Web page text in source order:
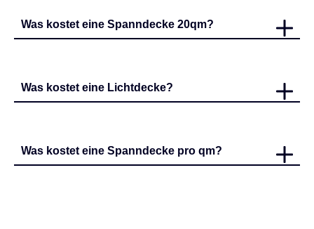
Was kostet eine Spanndecke 20qm?
Was kostet eine Lichtdecke?
Was kostet eine Spanndecke pro qm?